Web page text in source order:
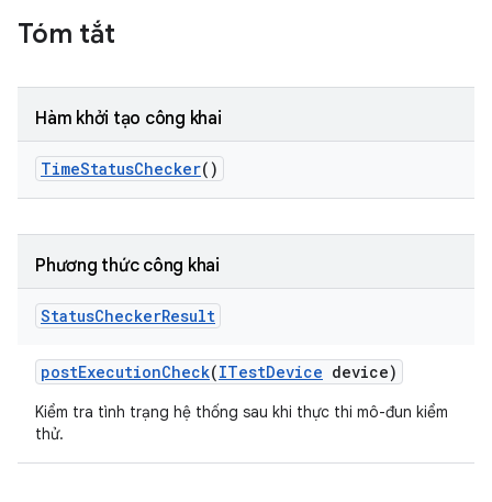
Tóm tắt
Hàm khởi tạo công khai
TimeStatusChecker()
Phương thức công khai
StatusCheckerResult
postExecutionCheck(ITestDevice device)
Kiểm tra tình trạng hệ thống sau khi thực thi mô-đun kiểm
thử.